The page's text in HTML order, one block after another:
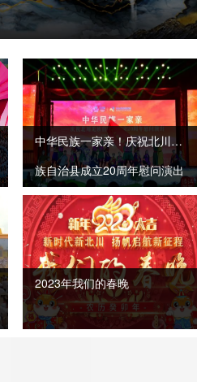
中华民族一家亲！庆祝北川羌
族自治县成立20周年慰问演出
2023年我们的春晚